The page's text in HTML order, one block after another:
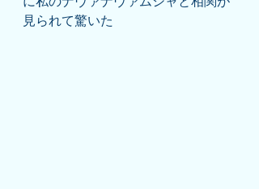
見られて驚いた